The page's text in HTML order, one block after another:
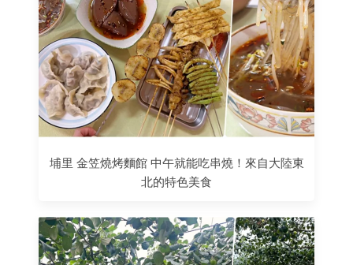
埔里 金笠燒烤麵館 中午就能吃串燒！來自大陸東
北的特色美食